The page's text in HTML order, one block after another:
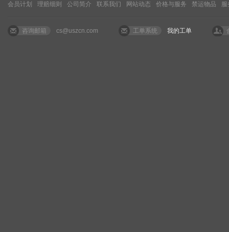
会员计划 理赔细则 公司简介 联系我们 网站动态 价格与服务 禁运物品
咨询邮箱 cs@uszcn.com 工单系统 我的工单